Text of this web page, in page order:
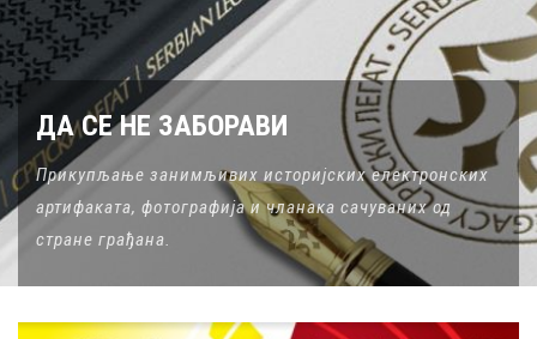
ДА СЕ НЕ ЗАБОРАВИ
Прикупљање занимљивих историјских електронских
артифаката, фотографија и чланака сачуваних од
стране грађана.